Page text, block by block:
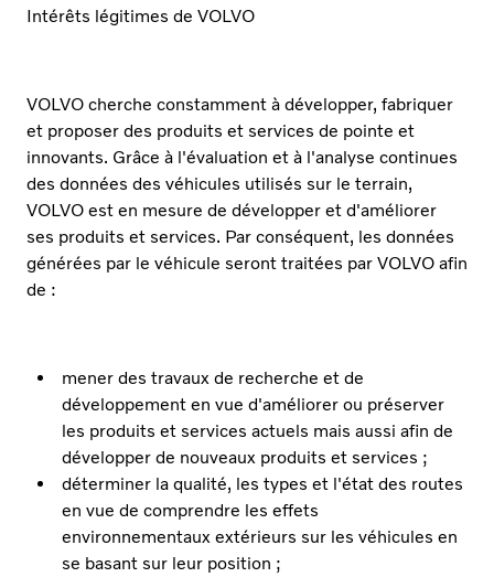
Intérêts légitimes de VOLVO
VOLVO cherche constamment à développer, fabriquer
et proposer des produits et services de pointe et
innovants. Grâce à l'évaluation et à l'analyse continues
des données des véhicules utilisés sur le terrain,
VOLVO est en mesure de développer et d'améliorer
ses produits et services. Par conséquent, les données
générées par le véhicule seront traitées par VOLVO afin
de :
mener des travaux de recherche et de
développement en vue d'améliorer ou préserver
les produits et services actuels mais aussi afin de
développer de nouveaux produits et services ;
déterminer la qualité, les types et l'état des routes
en vue de comprendre les effets
environnementaux extérieurs sur les véhicules en
se basant sur leur position ;